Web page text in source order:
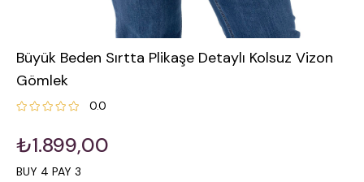
Büyük Beden Sırtta Plikaşe Detaylı Kolsuz Vizon
Gömlek
0.0
₺1.899,00
BUY 4 PAY 3